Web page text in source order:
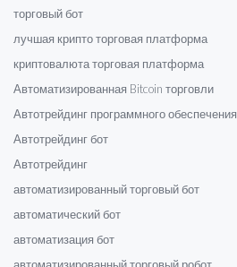
торговый бот
лучшая крипто торговая платформа
криптовалюта торговая платформа
Автоматизированная Bitcoin торговли
Автотрейдинг программного обеспечения
Автотрейдинг бот
Автотрейдинг
автоматизированный торговый бот
автоматический бот
автоматизация бот